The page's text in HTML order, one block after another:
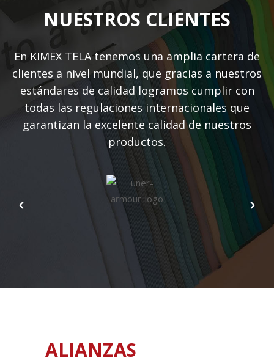
NUESTROS CLIENTES
En KIMEX TELA tenemos una amplia cartera de
clientes a nivel mundial, que gracias a nuestros
estándares de calidad logramos cumplir con
todas las regulaciones internacionales que
garantizan la excelente calidad de nuestros
productos.
ALIANZAS